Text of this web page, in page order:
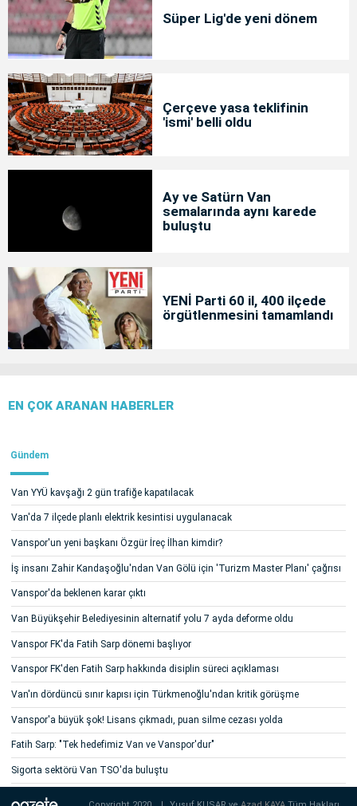
Süper Lig'de yeni dönem
Çerçeve yasa teklifinin
'ismi' belli oldu
Ay ve Satürn Van
semalarında aynı karede
buluştu
YENİ Parti 60 il, 400 ilçede
örgütlenmesini tamamlandı
EN ÇOK ARANAN HABERLER
Gündem
Van YYÜ kavşağı 2 gün trafiğe kapatılacak
Van'da 7 ilçede planlı elektrik kesintisi uygulanacak
Vanspor'un yeni başkanı Özgür İreç İlhan kimdir?
İş insanı Zahir Kandaşoğlu'ndan Van Gölü için 'Turizm Master Planı' çağrısı
Vanspor'da beklenen karar çıktı
Van Büyükşehir Belediyesinin alternatif yolu 7 ayda deforme oldu
Vanspor FK'da Fatih Sarp dönemi başlıyor
Vanspor FK'den Fatih Sarp hakkında disiplin süreci açıklaması
Van'ın dördüncü sınır kapısı için Türkmenoğlu'ndan kritik görüşme
Vanspor'a büyük şok! Lisans çıkmadı, puan silme cezası yolda
Fatih Sarp: "Tek hedefimiz Van ve Vanspor'dur"
Sigorta sektörü Van TSO'da buluştu